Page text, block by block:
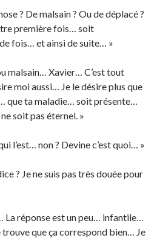
? De malsain ? Ou de déplacé ?
première fois… soit
fois… et ainsi de suite… »
malsain… Xavier… C’est tout
moi aussi… Je le désire plus que
que ta maladie… soit présente…
soit pas éternel. »
l’est… non ? Devine c’est quoi… »
? Je ne suis pas très douée pour
La réponse est un peu… infantile…
que ça correspond bien… Je